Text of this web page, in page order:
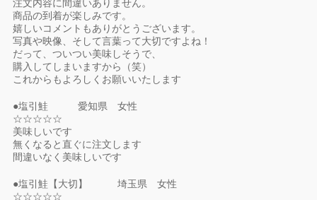
注文内容に間違いありません。
商品の到着が楽しみです。
嬉しいコメントもありがとうございます。
写真や映像、そして言葉って大切ですよね！
だって、ついつい美味しそうで、
購入してしまいますから（笑）
これからもよろしくお願いいたします
●塩引鮭 愛知県 女性
☆☆☆☆☆
美味しいです
無くなると直ぐに注文します
間違いなく美味しいです
●塩引鮭【大切】 埼玉県 女性
☆☆☆☆☆